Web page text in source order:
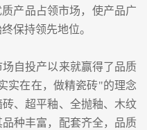
产品占领市场，使产品广
保持领先地位。
自投产以来就赢得了品质
实在在，做精瓷砖"的理念
、超平釉、全抛釉、木纹
种丰富，配套齐全，品质